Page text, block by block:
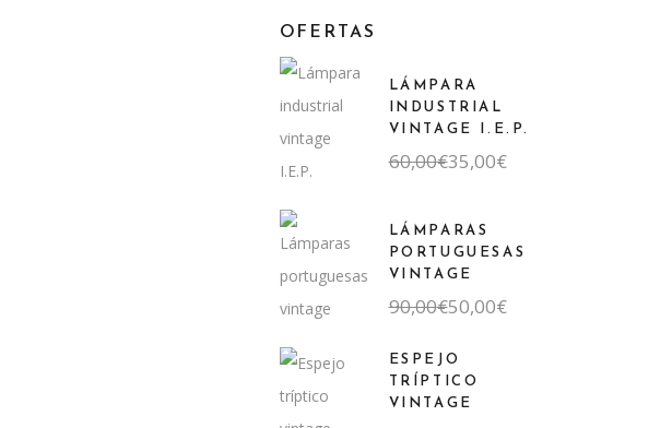
OFERTAS
LÁMPARA
INDUSTRIAL
VINTAGE I.E.P.
60,00€
El
precio
era:
60,00€.
35,00€
El
precio
es:
35,00€.
LÁMPARAS
PORTUGUESAS
VINTAGE
90,00€
El
precio
era:
90,00€.
50,00€
El
precio
es:
50,00€.
ESPEJO
TRÍPTICO
VINTAGE